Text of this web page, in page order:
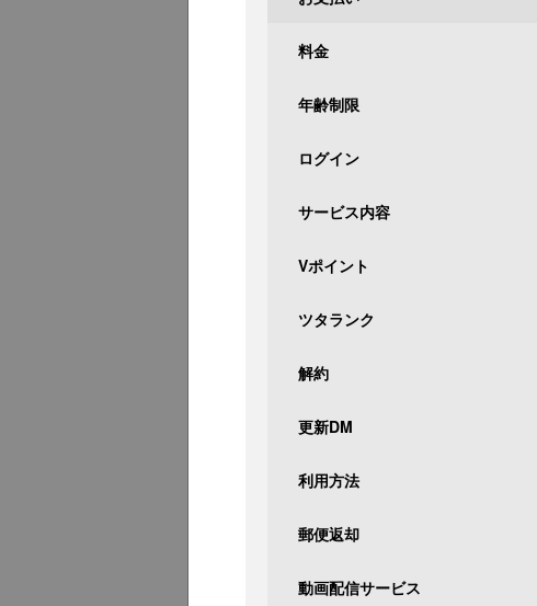
料金
年齢制限
ログイン
サービス内容
Vポイント
ツタランク
解約
更新DM
利用方法
郵便返却
動画配信サービス